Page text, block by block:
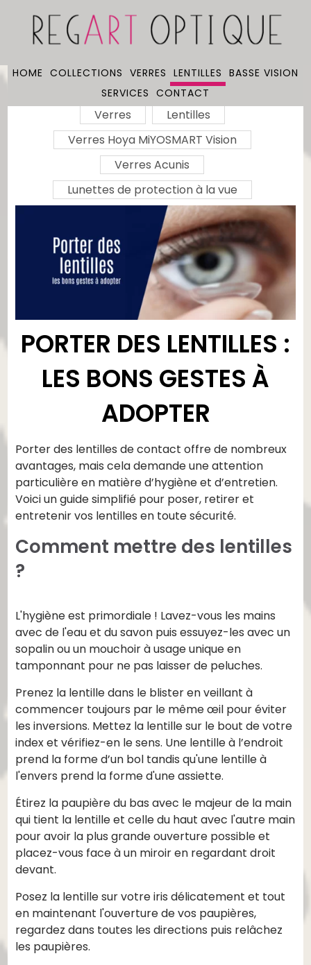
HOME COLLECTIONS VERRES LENTILLES BASSE VISION
SERVICES CONTACT
Verres
Lentilles
Verres Hoya MiYOSMART Vision
Verres Acunis
Lunettes de protection à la vue
PORTER DES LENTILLES :
LES BONS GESTES À
ADOPTER
Porter des lentilles de contact offre de nombreux
avantages, mais cela demande une attention
particulière en matière d’hygiène et d’entretien.
Voici un guide simplifié pour poser, retirer et
entretenir vos lentilles en toute sécurité.
Comment mettre des lentilles
?
L'hygiène est primordiale ! Lavez-vous les mains
avec de l'eau et du savon puis essuyez-les avec un
sopalin ou un mouchoir à usage unique en
tamponnant pour ne pas laisser de peluches.
Prenez la lentille dans le blister en veillant à
commencer toujours par le même œil pour éviter
les inversions. Mettez la lentille sur le bout de votre
index et vérifiez-en le sens. Une lentille à l’endroit
prend la forme d’un bol tandis qu'une lentille à
l'envers prend la forme d'une assiette.
Étirez la paupière du bas avec le majeur de la main
qui tient la lentille et celle du haut avec l'autre main
pour avoir la plus grande ouverture possible et
placez-vous face à un miroir en regardant droit
devant.
Posez la lentille sur votre iris délicatement et tout
en maintenant l'ouverture de vos paupières,
regardez dans toutes les directions puis relâchez
les paupières.